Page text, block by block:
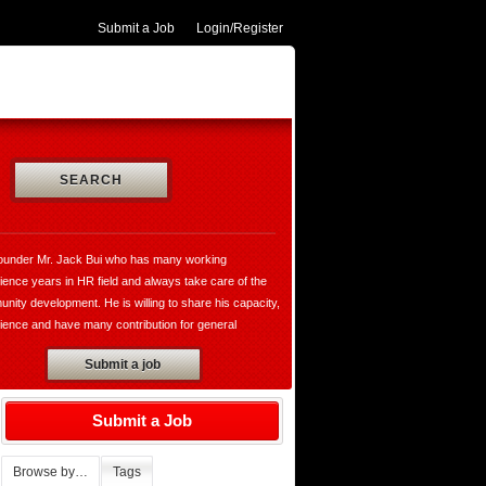
Login/Register
Submit a Job
SEARCH
Mr. Jack Bui who has many working
years in HR field and always take care of the
development. He is willing to share his capacity,
and have many contribution for general
and VungtauHR.com is really a valuable
for both of recruiters and jobseekers. Moreover,
has established the thegioibantin.com with the
sharing their services, the useful information in all
for all of us who want to know more about the
the people, the cultures, society, market,
Submit a job
Submit a Job
Browse by… Tags